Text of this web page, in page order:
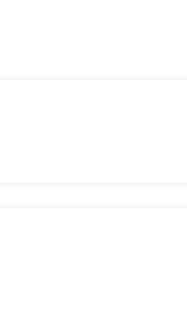
sans complications.
du marché.
des plateformes et des dApps.